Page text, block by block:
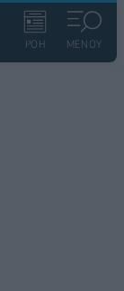
ΡΟΗ ΜΕΝΟΥ